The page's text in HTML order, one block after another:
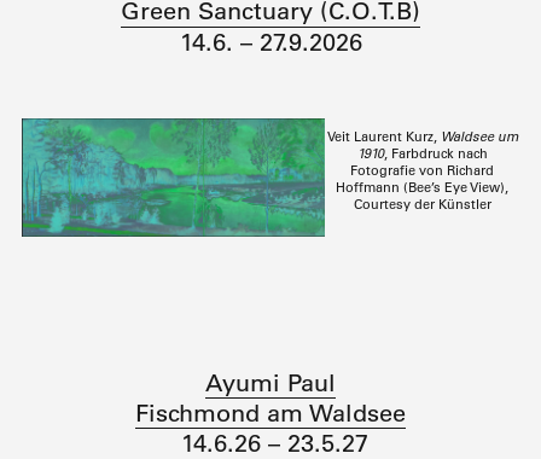
Green Sanctuary (C.O.T.B)
14.6. – 27.9.2026
Veit Laurent Kurz, Waldsee um
1910, Farbdruck nach
Fotografie von Richard
Hoffmann (Bee’s Eye View),
Courtesy der Künstler
Ayumi Paul
Fischmond am Waldsee
14.6.26 – 23.5.27